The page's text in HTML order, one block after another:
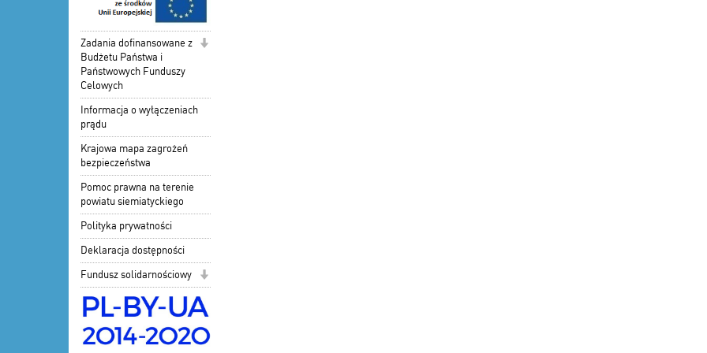
Zadania dofinansowane z
Budżetu Państwa i
Państwowych Funduszy
Celowych
Informacja o wyłączeniach
prądu
Krajowa mapa zagrożeń
bezpieczeństwa
Pomoc prawna na terenie
powiatu siemiatyckiego
Polityka prywatności
Deklaracja dostępności
Fundusz solidarnościowy